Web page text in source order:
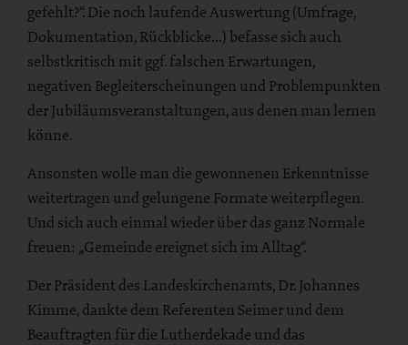
gefehlt?“. Die noch laufende Auswertung (Umfrage,
Dokumentation, Rückblicke…) befasse sich auch
selbstkritisch mit ggf. falschen Erwartungen,
negativen Begleiterscheinungen und Problempunkten
der Jubiläumsveranstaltungen, aus denen man lernen
könne.
Ansonsten wolle man die gewonnenen Erkenntnisse
weitertragen und gelungene Formate weiterpflegen.
Und sich auch einmal wieder über das ganz Normale
freuen: „Gemeinde ereignet sich im Alltag“.
Der Präsident des Landeskirchenamts, Dr. Johannes
Kimme, dankte dem Referenten Seimer und dem
Beauftragten für die Lutherdekade und das